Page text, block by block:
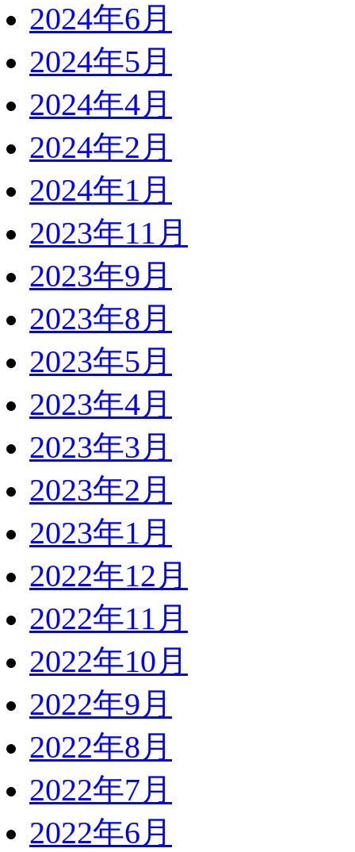
2024年6月
2024年5月
2024年4月
2024年2月
2024年1月
2023年11月
2023年9月
2023年8月
2023年5月
2023年4月
2023年3月
2023年2月
2023年1月
2022年12月
2022年11月
2022年10月
2022年9月
2022年8月
2022年7月
2022年6月